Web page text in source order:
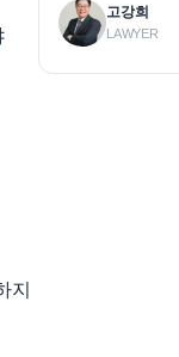
지
고강희
LAWYER